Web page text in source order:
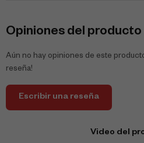
Opiniones del producto
Aún no hay opiniones de este
reseña!
Escribir una reseña
Video del